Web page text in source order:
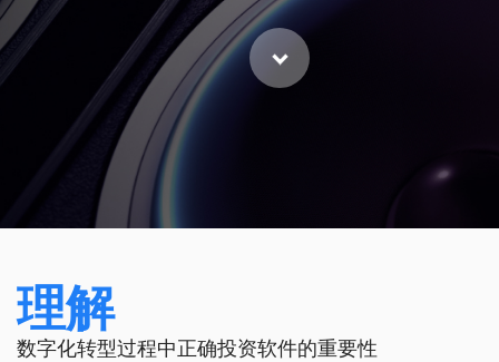
理解
数字化转型过程中正确投资软件的重要性